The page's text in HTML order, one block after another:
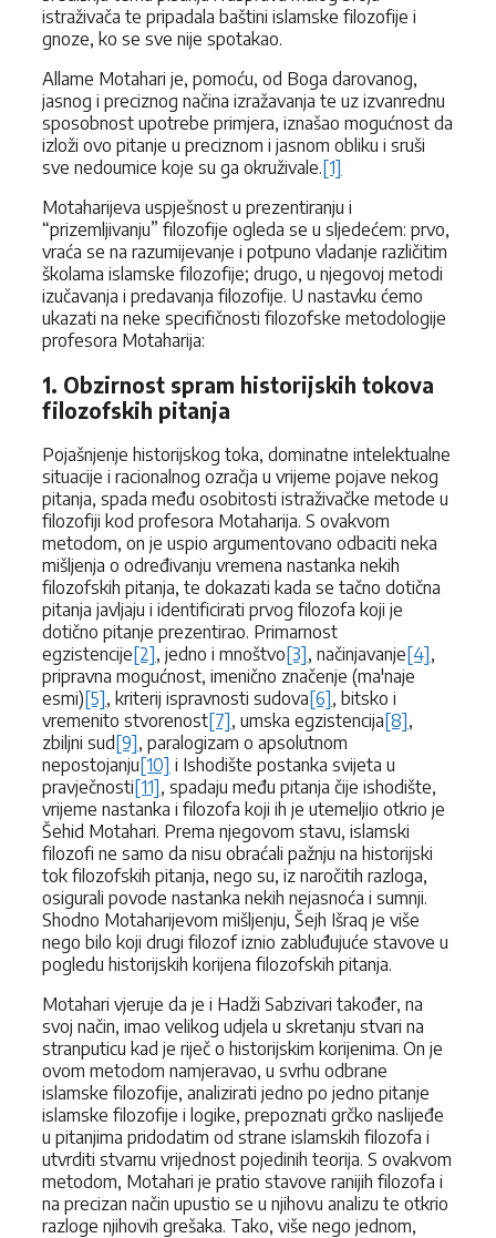
istraživača te pripadala baštini islamske filozofije i
gnoze, ko se sve nije spotakao.
Allame Motahari je, pomoću, od Boga darovanog,
jasnog i preciznog načina izražavanja te uz izvanrednu
sposobnost upotrebe primjera, iznašao mogućnost da
izloži ovo pitanje u preciznom i jasnom obliku i sruši
sve nedoumice koje su ga okruživale.[1]
Motaharijeva uspješnost u prezentiranju i
“prizemljivanju” filozofije ogleda se u sljedećem: prvo,
vraća se na razumijevanje i potpuno vladanje različitim
školama islamske filozofije; drugo, u njegovoj metodi
izučavanja i predavanja filozofije. U nastavku ćemo
ukazati na neke specifičnosti filozofske metodologije
profesora Motaharija:
1. Obzirnost spram historijskih tokova
filozofskih pitanja
Pojašnjenje historijskog toka, dominatne intelektualne
situacije i racionalnog ozračja u vrijeme pojave nekog
pitanja, spada među osobitosti istraživačke metode u
filozofiji kod profesora Motaharija. S ovakvom
metodom, on je uspio argumentovano odbaciti neka
mišljenja o određivanju vremena nastanka nekih
filozofskih pitanja, te dokazati kada se tačno dotična
pitanja javljaju i identificirati prvog filozofa koji je
dotično pitanje prezentirao. Primarnost
egzistencije [2] , jedno i mnoštvo [3] , načinjavanje [4] ,
pripravna mogućnost, imenično značenje (ma'naje
esmi) [5] , kriterij ispravnosti sudova [6] , bitsko i
vremenito stvorenost[7] , umska egzistencija [8] ,
zbiljni sud [9] , paralogizam o apsolutnom
nepostojanju [10] i Ishodište postanka svijeta u
pravječnosti [11] , spadaju među pitanja čije ishodište,
vrijeme nastanka i filozofa koji ih je utemeljio otkrio je
Šehid Motahari. Prema njegovom stavu, islamski
filozofi ne samo da nisu obraćali pažnju na historijski
tok filozofskih pitanja, nego su, iz naročitih razloga,
osigurali povode nastanka nekih nejasnoća i sumnji.
Shodno Motaharijevom mišljenju, Šejh Išraq je više
nego bilo koji drugi filozof iznio zabluđujuće stavove u
pogledu historijskih korijena filozofskih pitanja.
Motahari vjeruje da je i Hadži Sabzivari također, na
svoj način, imao velikog udjela u skretanju stvari na
stranputicu kad je riječ o historijskim korijenima. On je
ovom metodom namjeravao, u svrhu odbrane
islamske filozofije, analizirati jedno po jedno pitanje
islamske filozofije i logike, prepoznati grčko naslijeđe
u pitanjima pridodatim od strane islamskih filozofa i
utvrditi stvarnu vrijednost pojedinih teorija. S ovakvom
metodom, Motahari je pratio stavove ranijih filozofa i
na precizan način upustio se u njihovu analizu te otkrio
razloge njihovih grešaka. Tako, više nego jednom,